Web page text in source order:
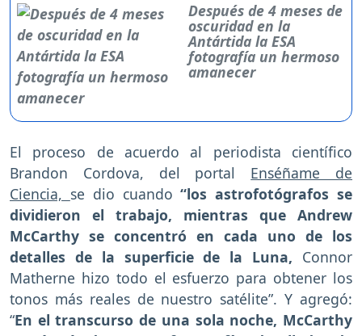
Después de 4 meses de
oscuridad en la
Antártida la ESA
fotografía un hermoso
amanecer
El proceso de acuerdo al periodista científico
Brandon Cordova, del portal Enséñame de
Ciencia, se dio cuando“los astrofotógrafos se
dividieron el trabajo, mientras que Andrew
McCarthy se concentró en cada uno de los
detalles de la superficie de la Luna, Connor
Matherne hizo todo el esfuerzo para obtener los
tonos más reales de nuestro satélite”. Y agregó:
“En el transcurso de una sola noche, McCarthy